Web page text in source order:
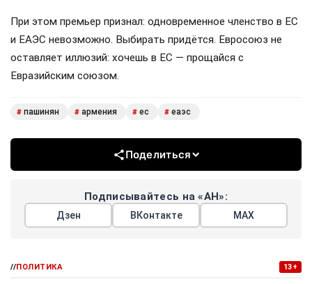
При этом премьер признал: одновременное членство в ЕС
и ЕАЭС невозможно. Выбирать придётся. Евросоюз не
оставляет иллюзий: хочешь в ЕС — прощайся с
Евразийским союзом.
# пашинян # армения # ес # еаэс
Поделиться
Подписывайтесь на «АН»:
Дзен ВКонтакте МАХ
//ПОЛИТИКА 13+